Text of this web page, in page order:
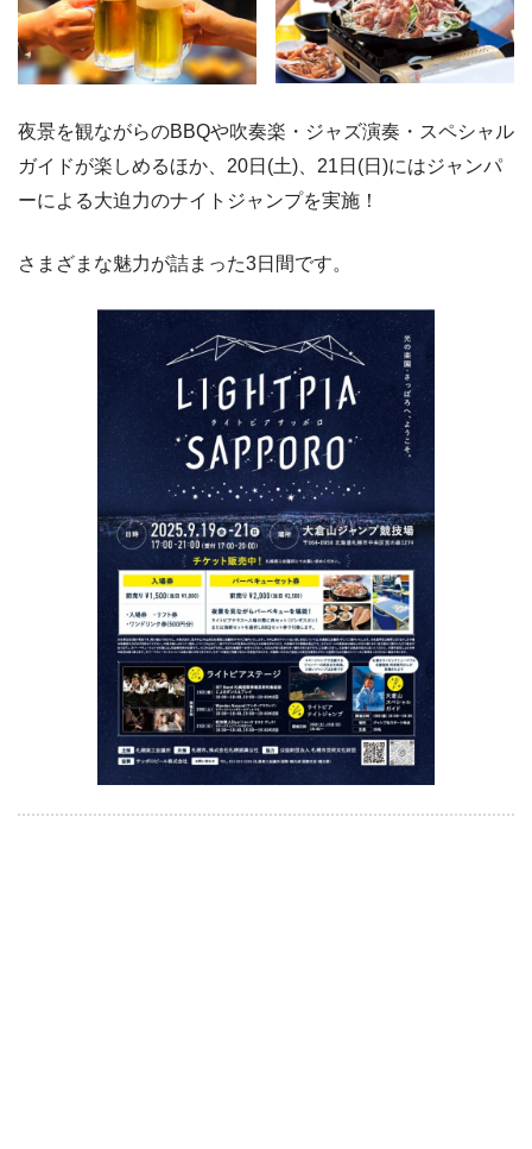
夜景を観ながらのBBQや吹奏楽・ジャズ演奏・スペシャル
ガイドが楽しめるほか、20日(土)、21日(日)にはジャンパ
ーによる大迫力のナイトジャンプを実施！
さまざまな魅力が詰まった3日間です。